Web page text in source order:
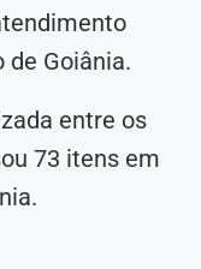
de Goiânia.
entre os
73 itens em